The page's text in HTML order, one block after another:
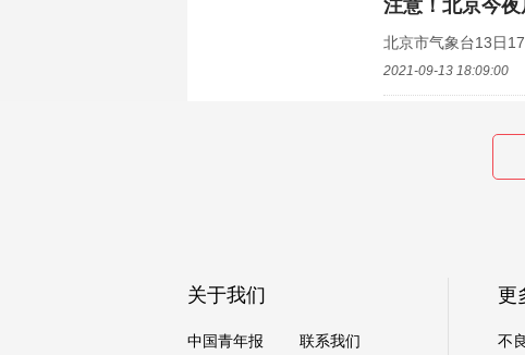
注意！北京今
北京市气象台13日
2021-09-13 18:09:00
江苏省变更发
记者从相关部门获
本期视频，中青报
关于我们
中国青年报 联系我们
更
不